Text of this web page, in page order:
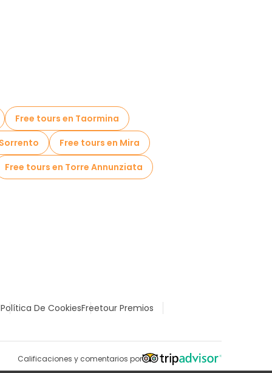
Free tours en Taormina
Free tours en Mira
Free tours en Torre Annunziata
Política De CookiesFreetour Premios
Calificaciones y comentarios por